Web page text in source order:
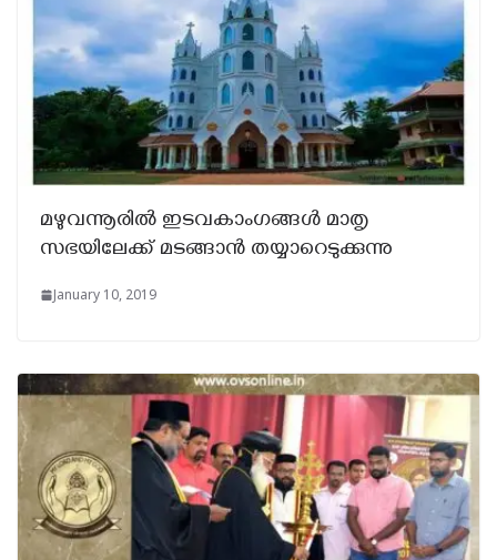
മഴുവന്നൂരില്‍ ഇടവകാംഗങ്ങള്‍ മാതൃ
സഭയിലേക്ക് മടങ്ങാന്‍ തയ്യാറെടുക്കുന്നു
January 10, 2019